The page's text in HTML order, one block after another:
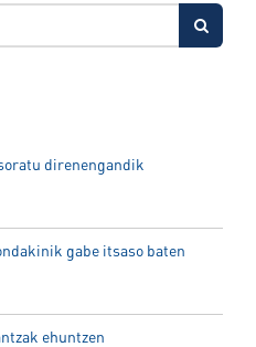
direnengandik
gabe itsaso baten
ehuntzen